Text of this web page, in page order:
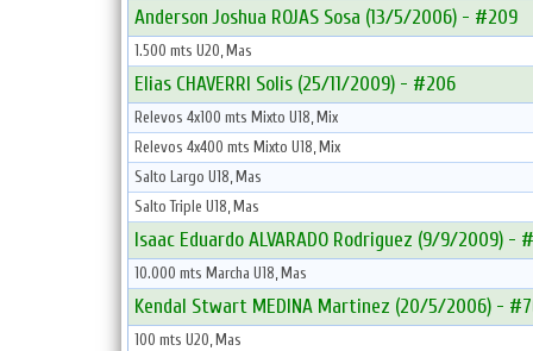
Anderson Joshua ROJAS Sosa (13/5/2006) - #209
1.500 mts U20, Mas
Elias CHAVERRI Solis (25/11/2009) - #206
Relevos 4x100 mts Mixto U18, Mix
Relevos 4x400 mts Mixto U18, Mix
Salto Largo U18, Mas
Salto Triple U18, Mas
Isaac Eduardo ALVARADO Rodriguez (9/9/2009) -
10.000 mts Marcha U18, Mas
Kendal Stwart MEDINA Martinez (20/5/2006) -
100 mts U20, Mas